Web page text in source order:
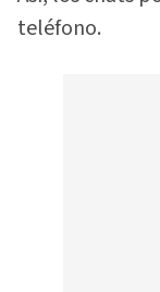
teléfono.